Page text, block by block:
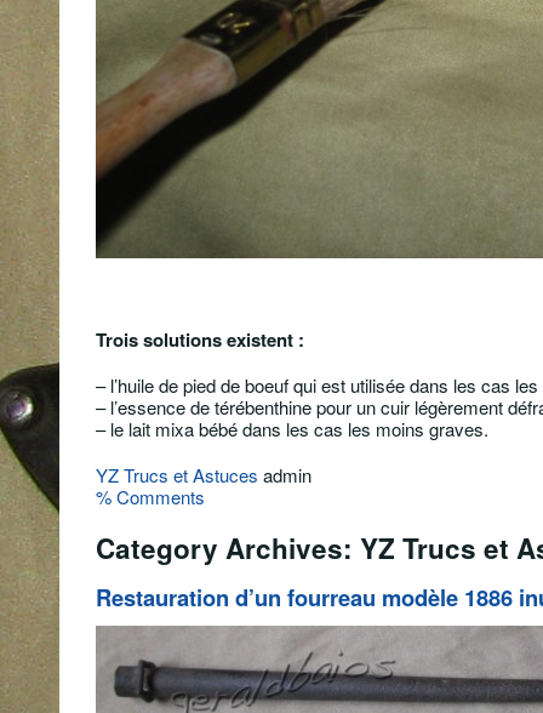
Trois solutions existent :
– l’huile de pied de boeuf qui est utilisée dans les cas
– l’essence de térébenthine pour un cuir légèrement
– le lait mixa bébé dans les cas les moins graves.
YZ Trucs et Astuces admin
% Comments
Category Archives: YZ Trucs et
Restauration d’un fourreau modèle 1886